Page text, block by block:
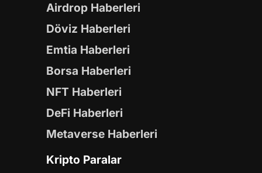
Airdrop Haberleri
Döviz Haberleri
Emtia Haberleri
Borsa Haberleri
NFT Haberleri
DeFi Haberleri
Metaverse Haberleri
Kripto Paralar